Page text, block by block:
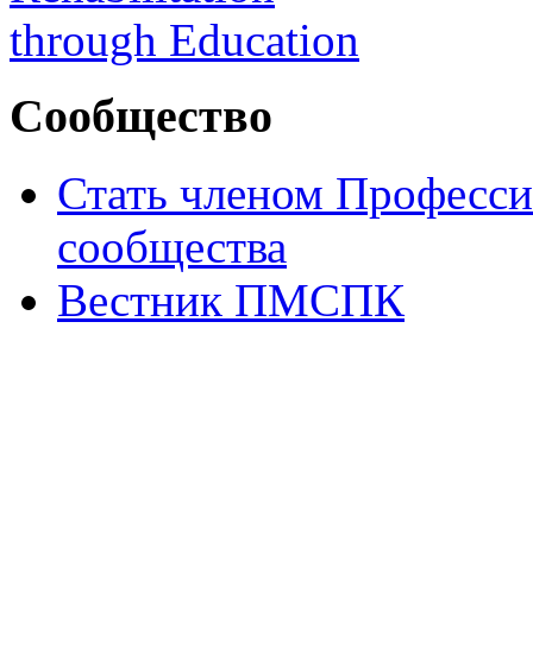
Сообщество
Стать членом
сообщества
Вестник ПМСПК